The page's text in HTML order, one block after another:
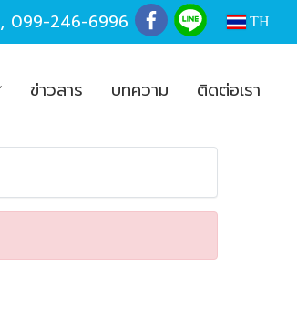
, 099-246-6996 TH
ข่าวสาร บทความ ติดต่อเรา